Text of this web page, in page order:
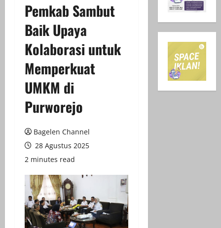
Pemkab Sambut
Baik Upaya
Kolaborasi untuk
Memperkuat
UMKM di
Purworejo
Bagelen Channel
28 Agustus 2025
2 minutes read